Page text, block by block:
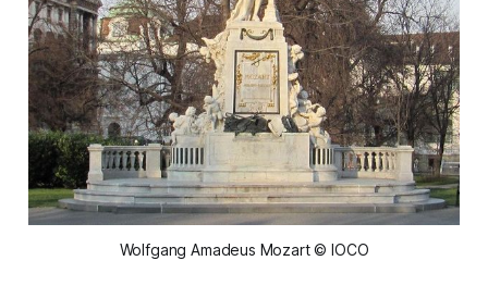
Wolfgang Amadeus Mozart © IOCO